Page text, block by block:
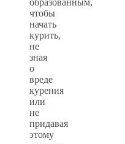
чтобы
начать
курить,
не
зная
о
вреде
курения
или
не
придавая
этому